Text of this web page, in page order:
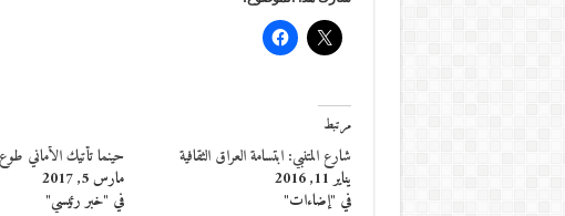
مرتبط
شارع المتنبي: ابتسامة العراق الثقافية
يناير 11, 2016
في "إضاءات"
حينما تأتيك الأماني
مارس 5, 2017
في "خبر رئيسي"